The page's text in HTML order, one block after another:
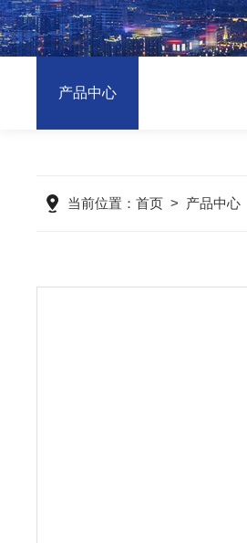
产品中心
当前位置：首页 > 产品中心